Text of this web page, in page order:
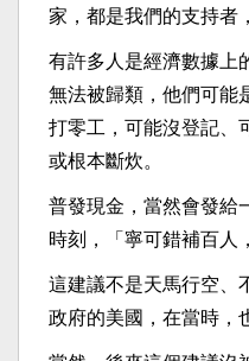
家，都是我們的支持者
有許多人是經濟數據上
無法被歸類，他們可能
打零工，可能沒登記、
或根本斷炊。
普發現金，當然會發給
時刻，「寧可錯補百人
這建議不是天馬行空、
政府的美國，在當時，